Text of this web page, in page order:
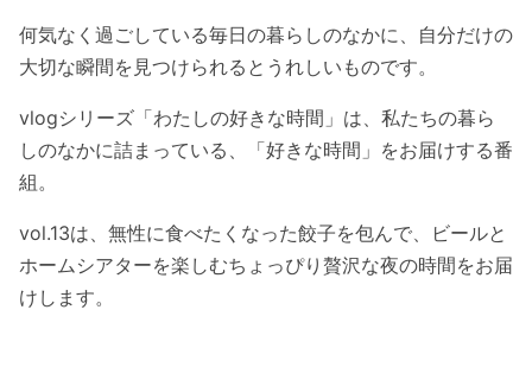
何気なく過ごしている毎日の暮らしのなかに、自分だけの
大切な瞬間を見つけられるとうれしいものです。
vlogシリーズ「わたしの好きな時間」は、私たちの暮ら
しのなかに詰まっている、「好きな時間」をお届けする番
組。
vol.13は、無性に食べたくなった餃子を包んで、ビールと
ホームシアターを楽しむちょっぴり贅沢な夜の時間をお届
けします。